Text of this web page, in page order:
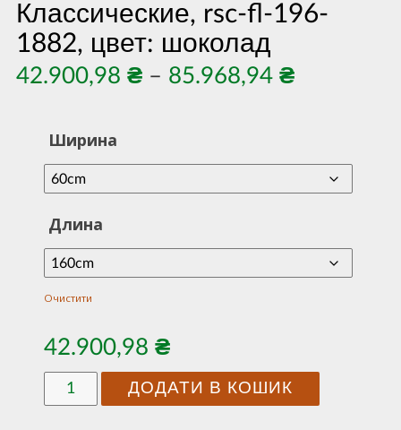
Классические, rsc-fl-196-
1882, цвет: шоколад
42.900,98 ₴ – 85.968,94 ₴Діапазон
Ширина
Длина
Очистити
42.900,98 ₴
Римские
Шторы
ДОДАТИ В КОШИК